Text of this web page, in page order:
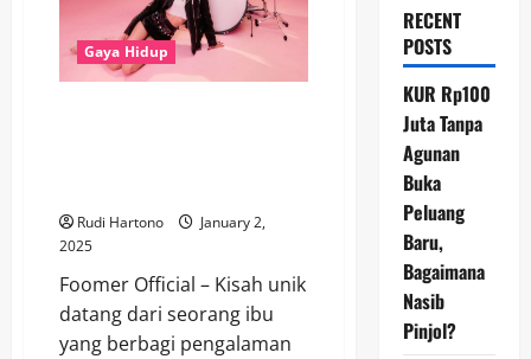
Gaya Hidup
Rudi Hartono
January 2,
2025
Foomer Official – Kisah unik
datang dari seorang ibu
yang berbagi pengalaman
RECENT
POSTS
KUR Rp100
Juta Tanpa
Agunan
Buka
Peluang
Baru,
Bagaimana
Nasib
Pinjol?